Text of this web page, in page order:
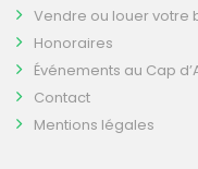
Vendre ou louer votre
Honoraires
Événements au Cap
Contact
Mentions légales